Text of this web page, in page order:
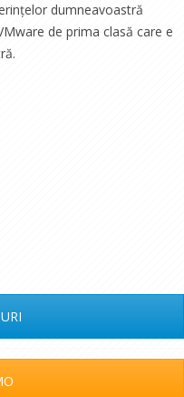
dumneavoastră
de prima clasă care e